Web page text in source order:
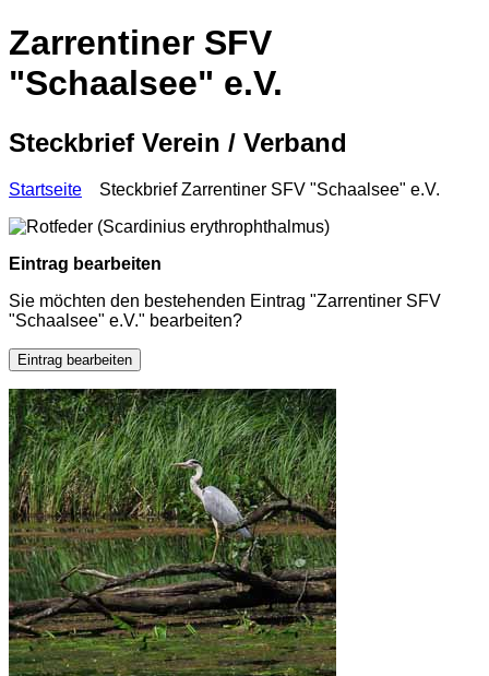
Zarrentiner SFV
"Schaalsee" e.V.
Steckbrief Verein / Verband
Startseite Steckbrief Zarrentiner SFV "Schaalsee" e.V.
Eintrag bearbeiten
Sie möchten den bestehenden Eintrag "Zarrentiner SFV
"Schaalsee" e.V." bearbeiten?
Eintrag bearbeiten